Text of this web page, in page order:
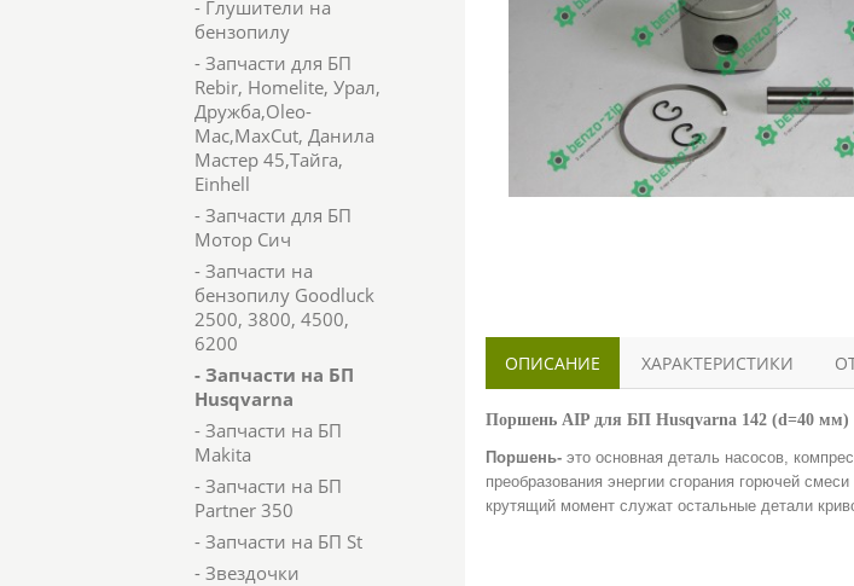
- Глушители на
бензопилу
- Запчасти для БП
Rebir, Homelite, Урал,
Дружба,Oleo-
Mac,MaxCut, Данила
Мастер 45,Тайга,
Einhell
- Запчасти для БП
Мотор Сич
- Запчасти на
бензопилу Goodluck
2500, 3800, 4500,
6200
- Запчасти на БП
Husqvarna
- Запчасти на БП
Makita
- Запчасти на БП
Partner 350
- Запчасти на БП St
- Звездочки
ОПИСАНИЕ ХАРАКТЕРИСТИКИ
Поршень AIP для БП Husqvarna 142 (d=40 мм)
Поршень- это основная деталь насосов,
преобразования энергии сгорания горючей
крутящий момент служат остальные детали